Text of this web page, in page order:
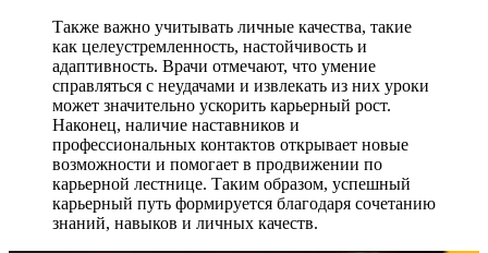
Также важно учитывать личные качества, такие
как целеустремленность, настойчивость и
адаптивность. Врачи отмечают, что умение
справляться с неудачами и извлекать из них уроки
может значительно ускорить карьерный рост.
Наконец, наличие наставников и
профессиональных контактов открывает новые
возможности и помогает в продвижении по
карьерной лестнице. Таким образом, успешный
карьерный путь формируется благодаря сочетанию
знаний, навыков и личных качеств.